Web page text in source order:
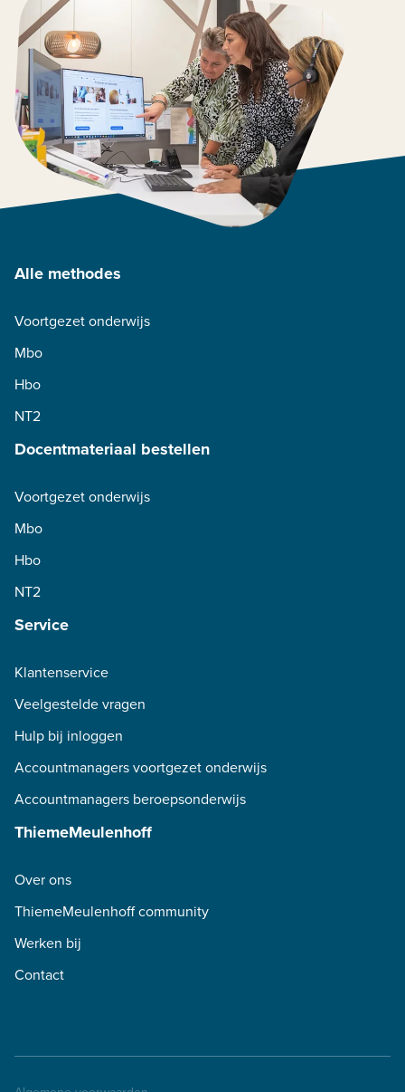
Alle methodes
Voortgezet onderwijs
Mbo
Hbo
NT2
Docentmateriaal bestellen
Voortgezet onderwijs
Mbo
Hbo
NT2
Service
Klantenservice
Veelgestelde vragen
Hulp bij inloggen
Accountmanagers voortgezet onderwijs
Accountmanagers beroepsonderwijs
ThiemeMeulenhoff
Over ons
ThiemeMeulenhoff community
Werken bij
Contact